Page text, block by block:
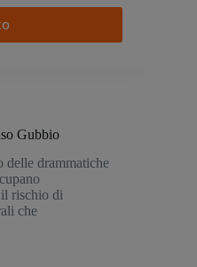
Gubbio
drammatiche
rischio di
che